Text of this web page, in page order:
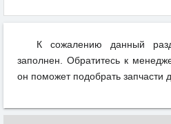
К сожалению данный
заполнен. Обратитесь к
он поможет подобрать запчасти